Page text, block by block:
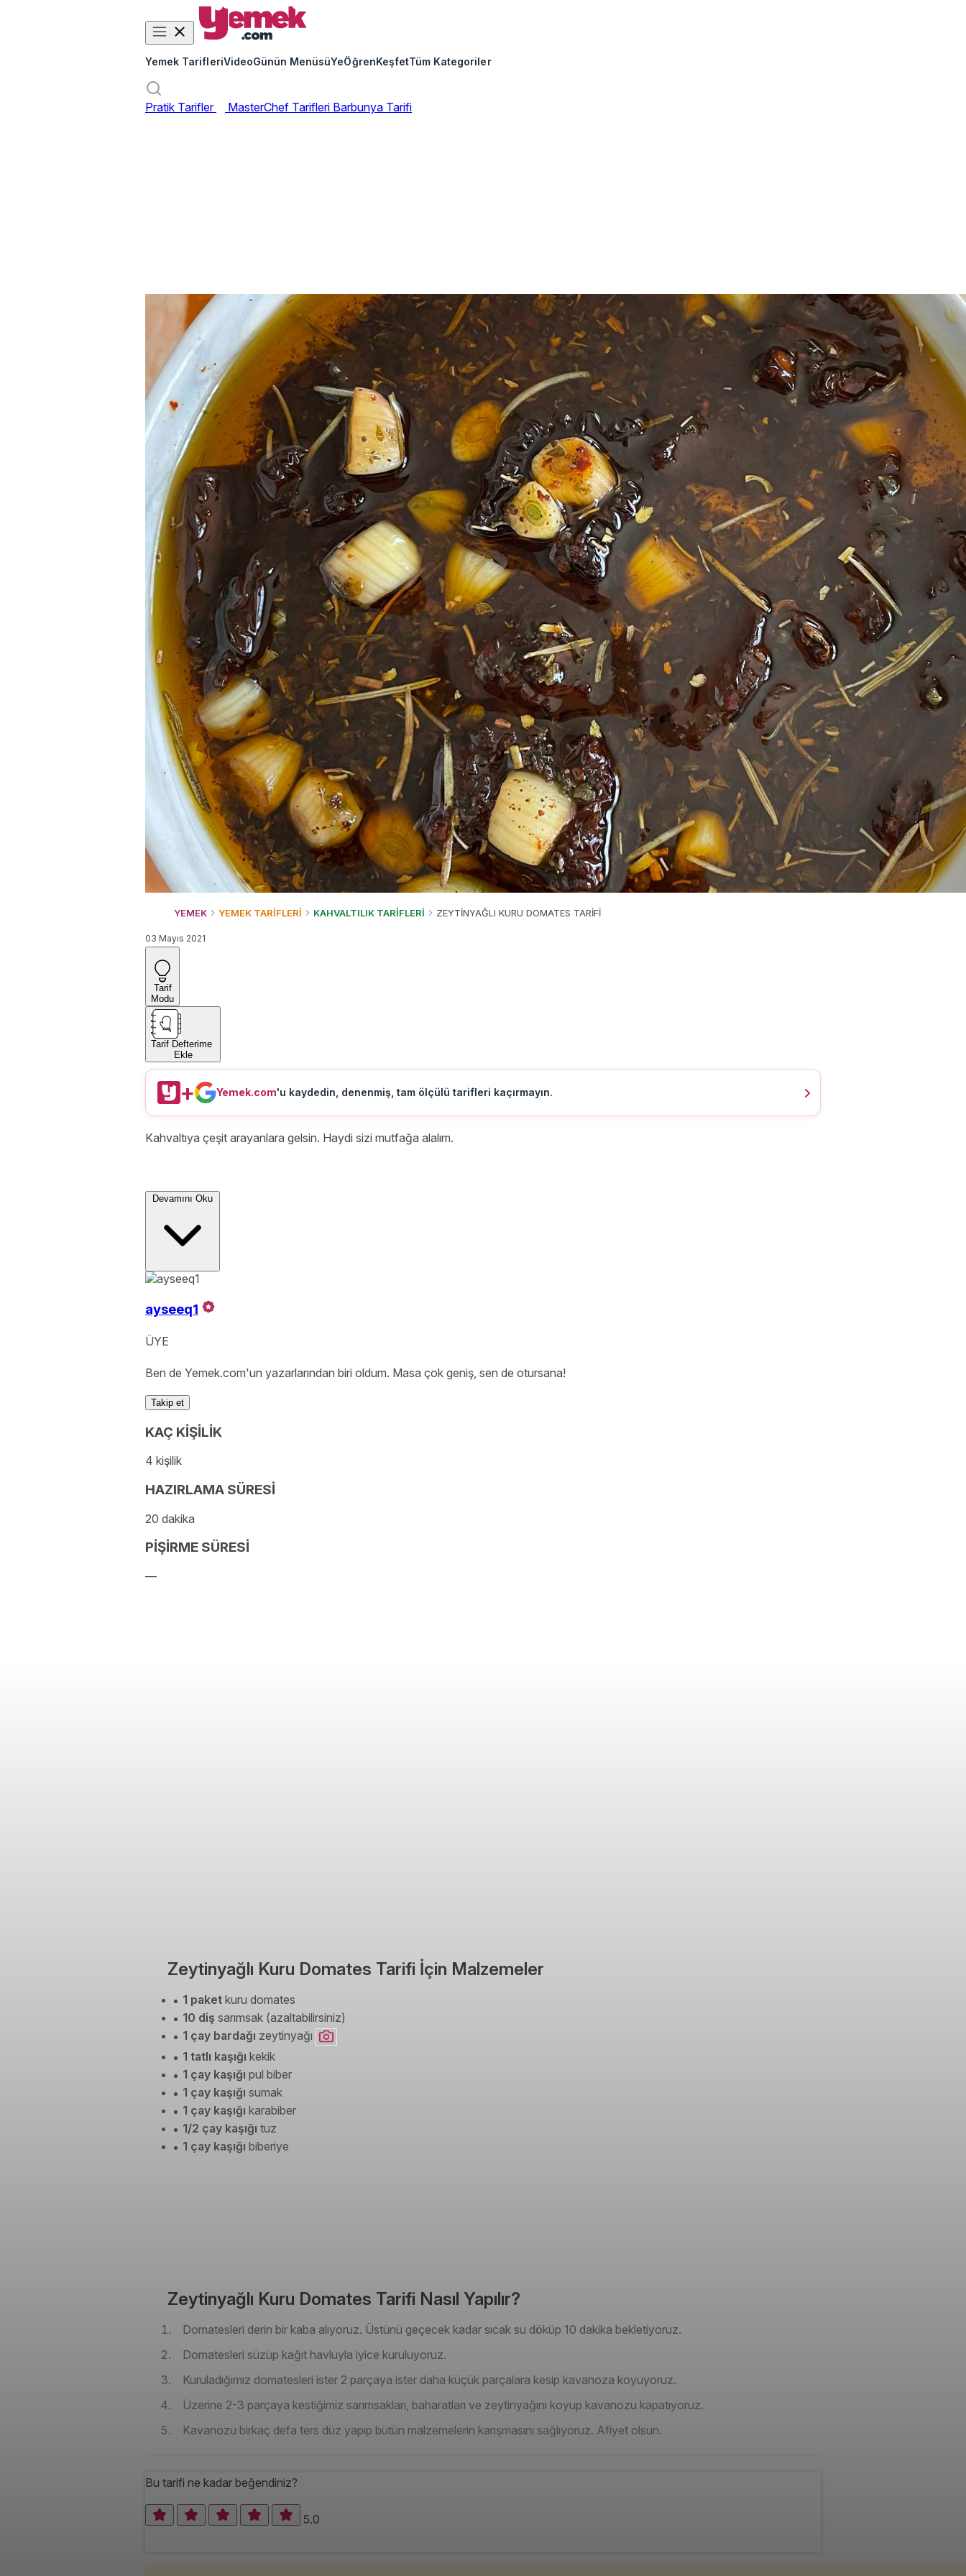
Yemek TarifleriVideoGünün MenüsüYeÖğrenKeşfetTüm Kategoriler
Pratik Tarifler MasterChef Tarifleri Barbunya Tarifi
YEMEK YEMEK TARİFLERİ KAHVALTILIK TARİFLERİ ZEYTİNYAĞLI KURU DOMATES TARİFİ
03 Mayıs 2021
Tarif
Modu
Tarif Defterime
Ekle
+ Yemek.com'u kaydedin, denenmiş, tam ölçülü tarifleri kaçırmayın.
Kahvaltıya çeşit arayanlara gelsin. Haydi sizi mutfağa alalım.
Devamını Oku
ayseeq1
ÜYE
Ben de Yemek.com'un yazarlarından biri oldum. Masa çok geniş, sen de otursana!
Takip et
KAÇ KİŞİLİK
4 kişilik
HAZIRLAMA SÜRESİ
20 dakika
PİŞİRME SÜRESİ
—
Zeytinyağlı Kuru Domates Tarifi İçin Malzemeler
1 paket kuru domates
10 diş sarımsak (azaltabilirsiniz)
1 çay bardağı zeytinyağı
1 tatlı kaşığı kekik
1 çay kaşığı pul biber
1 çay kaşığı sumak
1 çay kaşığı karabiber
1/2 çay kaşığı tuz
1 çay kaşığı biberiye
Zeytinyağlı Kuru Domates Tarifi Nasıl Yapılır?
Domatesleri derin bir kaba alıyoruz. Üstünü geçecek kadar sıcak su döküp 10 dakika bekletiyoruz.
Domatesleri süzüp kağıt havluyla iyice kuruluyoruz.
Kuruladığımız domatesleri ister 2 parçaya ister daha küçük parçalara kesip kavanoza koyuyoruz.
Üzerine 2-3 parçaya kestiğimiz sarımsakları, baharatları ve zeytinyağını koyup kavanozu kapatıyoruz.
Kavanozu birkaç defa ters düz yapıp bütün malzemelerin karışmasını sağlıyoruz. Afiyet olsun.
Bu tarifi ne kadar beğendiniz?
5.0